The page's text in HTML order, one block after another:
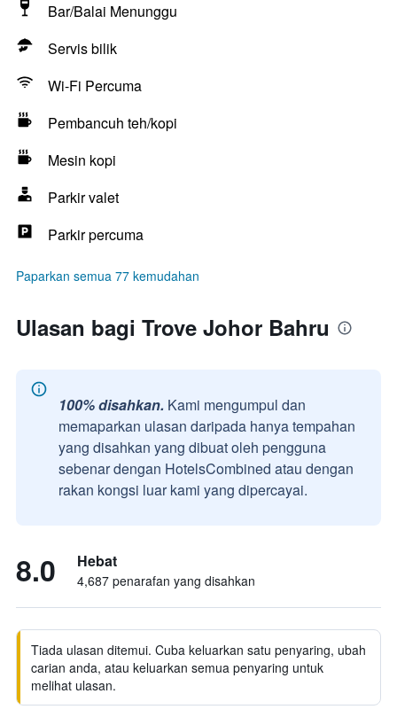
Bar/Balai Menunggu
Servis bilik
Wi-Fi Percuma
Pembancuh teh/kopi
Mesin kopi
Parkir valet
Parkir percuma
Paparkan semua 77 kemudahan
Ulasan bagi Trove Johor Bahru
100% disahkan. Kami mengumpul dan
memaparkan ulasan daripada hanya tempahan
yang disahkan yang dibuat oleh pengguna
sebenar dengan HotelsCombined atau dengan
rakan kongsi luar kami yang dipercayai.
8.0 Hebat
4,687 penarafan yang disahkan
Tiada ulasan ditemui. Cuba keluarkan satu penyaring, ubah
carian anda, atau keluarkan semua penyaring untuk
melihat ulasan.